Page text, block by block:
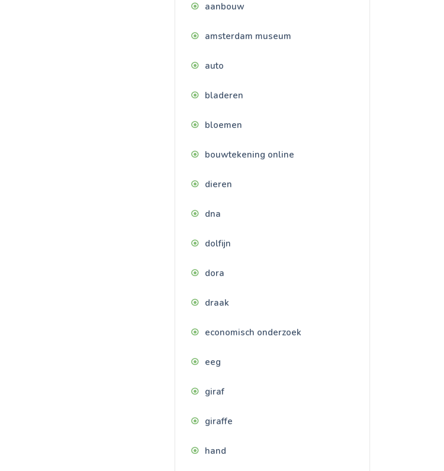
aanbouw
amsterdam museum
auto
bladeren
bloemen
bouwtekening online
dieren
dna
dolfijn
dora
draak
economisch onderzoek
eeg
giraf
giraffe
hand